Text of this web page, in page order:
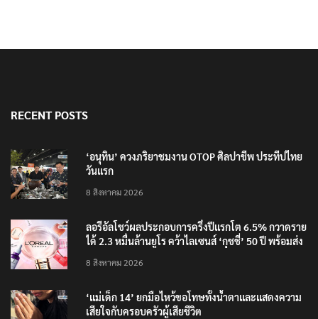
RECENT POSTS
‘อนุทิน’ ควงภริยาชมงาน OTOP ศิลปาชีพ ประทีปไทย
วันแรก
8 สิงหาคม 2026
ลอรีอัลโชว์ผลประกอบการครึ่งปีแรกโต 6.5% กวาดราย
ได้ 2.3 หมื่นล้านยูโร คว้าไลเซนส์ ‘กุชชี่’ 50 ปี พร้อมส่ง
8 สิงหาคม 2026
‘แม่เด็ก 14’ ยกมือไหว้ขอโทษทั้งน้ำตาและแสดงความ
เสียใจกับครอบครัวผู้เสียชีวิต